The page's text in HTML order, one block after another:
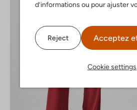
d’informations ou pour ajuster
Reject Acceptez
Cookie settings